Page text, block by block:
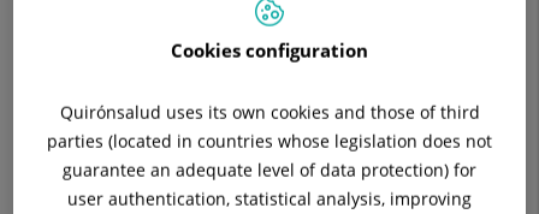
Anestesiología y Reanimación
Angiología y Cirugía Vascular y Endovascular
Aparato Digestivo y Endoscopia
Cookies configuration
Quirónsalud uses its own cookies and those of third
parties (located in countries whose legislation does not
guarantee an adequate level of data protection) for
user authentication, statistical analysis, improving